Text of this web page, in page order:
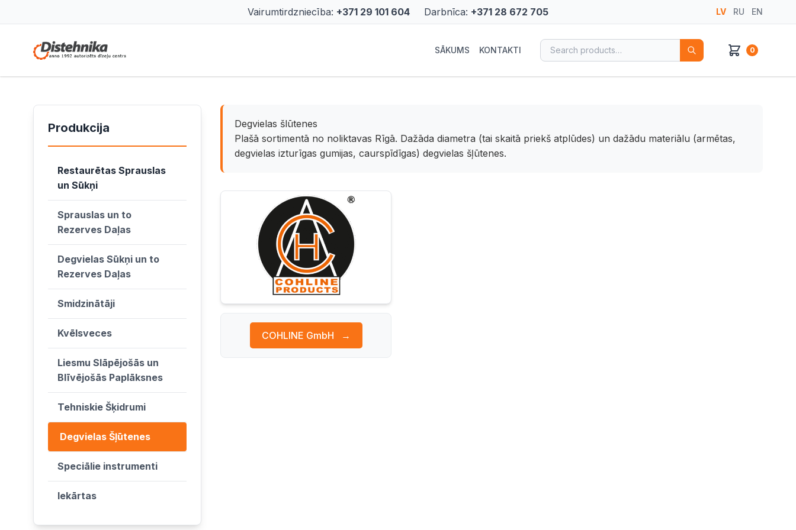
Vairumtirdzniecība: +371 29 101 604 Darbnīca: +371 28 672 705 LV RU EN
SĀKUMS KONTAKTI Search for: 0
Produkcija
Restaurētas Sprauslas
un Sūkņi
Sprauslas un to
Rezerves Daļas
Degvielas Sūkņi un to
Rezerves Daļas
Smidzinātāji
Kvēlsveces
Liesmu Slāpējošās un
Blīvējošās Paplāksnes
Tehniskie Šķidrumi
Degvielas Šļūtenes
Speciālie instrumenti
Iekārtas
Degvielas šlūtenes
Plašā sortimentā no noliktavas Rīgā. Dažāda diametra (tai skaitā priekš atplūdes) un dažādu materiālu (armētas,
degvielas izturīgas gumijas, caurspīdīgas) degvielas šļūtenes.
COHLINE GmbH →